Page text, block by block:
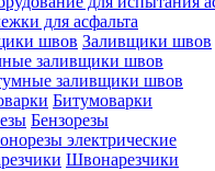
для асфальта
Заливщики швов
заливщики швов
заливщики швов
Битумоварки
Бензорезы
электрические
Швонарезчики